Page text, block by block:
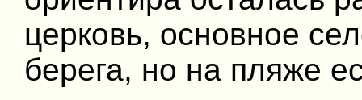
церковь, основное
берега, но на пляже